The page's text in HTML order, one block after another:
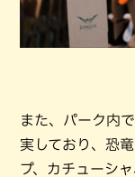
また、パーク内
実しており、恐
プ、カチューシ